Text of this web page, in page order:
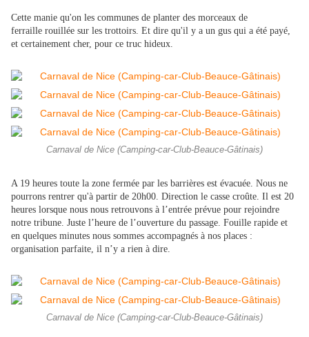
Cette manie qu'on les communes de planter des morceaux de
ferraille rouillée sur les trottoirs. Et dire qu'il y a un gus qui a été payé,
et certainement cher, pour ce truc hideux.
Carnaval de Nice (Camping-car-Club-Beauce-Gâtinais)
A 19 heures toute la zone fermée par les barrières est évacuée. Nous ne
pourrons rentrer qu'à partir de 20h00. Direction le casse croûte. Il est 20
heures lorsque nous nous retrouvons à l’entrée prévue pour rejoindre
notre tribune. Juste l’heure de l’ouverture du passage. Fouille rapide et
en quelques minutes nous sommes accompagnés à nos places :
organisation parfaite, il n’y a rien à dire.
Carnaval de Nice (Camping-car-Club-Beauce-Gâtinais)